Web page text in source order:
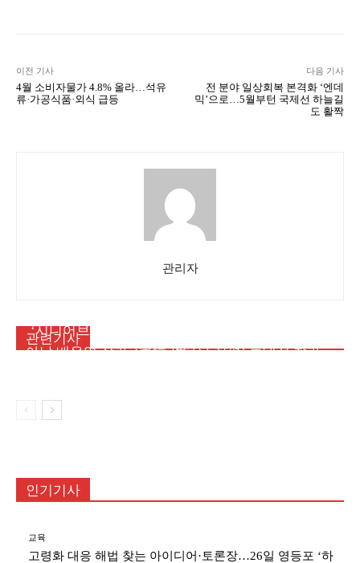
이전 기사
4월 소비자물가 4.8% 올라…석유
류·가공식품·외식 급등
다음 기사
전 분야 일상회복 본격화 ‘엔데
믹’으로…5월부턴 국제선 하늘길
도 활짝
관리자
관련기사
‘시니어브리지 아카데미’ 37기 기본교육 참여자 모
집
아남 배옥영 작가, ‘書境 새로운 지평’ 초대전 참가…
인기기사
교육
고령화 대응 해법 찾는 아이디어·토론장…26일 영등포 ‘하